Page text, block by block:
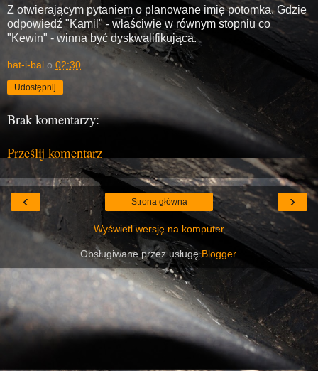
Z otwierającym pytaniem o planowane imię potomka. Gdzie
odpowiedź "Kamil" - właściwie w równym stopniu co
"Kewin" - winna być dyskwalifikująca.
bat-i-bal o 02:30
Udostępnij
Brak komentarzy:
Prześlij komentarz
‹ ›
Strona główna
Wyświetl wersję na komputer
Obsługiwane przez usługęBlogger.